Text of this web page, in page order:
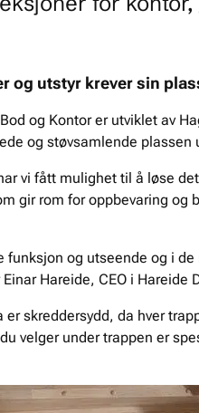
og utstyr krever sin
og Kontor er utviklet av
og støvsamlende plassen
vi fått mulighet til å løse
gir rom for oppbevaring og
funksjon og utseende og i
Hareide, CEO i Hareide
er skreddersydd, da hver
velger under trappen er